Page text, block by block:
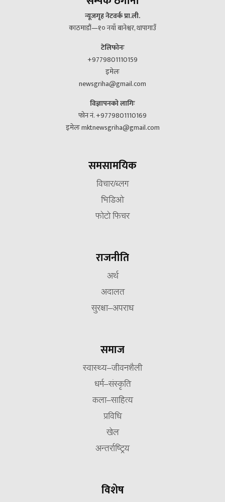
न्यूजगृह नेटवर्क प्रा.ली.
काठमाडौं—१० नयाँ बानेश्वर, थापागाउँ
टेलिफोनः
+9779801110159
इमेलः
newsgriha@gmail.com
विज्ञापनको लागिः
फोन नं. +9779801110169
इमेलः mktnewsgriha@gmail.com
समसामयिक
विचार/ब्लग
भिडिओ
फोटो फिचर
राजनीति
अर्थ
अदालत
सुरक्षा–अपराध
समाज
स्वास्थ्य–जीवनशैली
धर्म–संस्कृति
कला–साहित्य
प्रविधि
खेल
अन्तर्राष्ट्रिय
विशेष